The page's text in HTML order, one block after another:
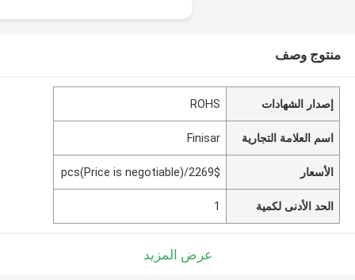
منتوج وصف
إصدار الشهادات ROHS
اسم العلامة التجارية Finisar
الأسعار 2269$/pcs(Price is negotiable)
الحد الأدنى لكمية 1
عرض المزيد